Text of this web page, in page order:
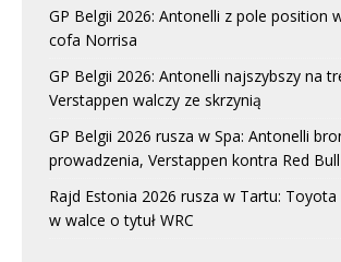
GP Belgii 2026: Antonelli z pole position
cofa Norrisa
GP Belgii 2026: Antonelli najszybszy na
Verstappen walczy ze skrzynią
GP Belgii 2026 rusza w Spa: Antonelli
prowadzenia, Verstappen kontra Red Bull
Rajd Estonia 2026 rusza w Tartu: Toyota
w walce o tytuł WRC